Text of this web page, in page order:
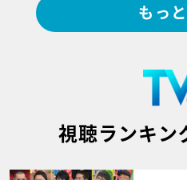
もっ
視聴ランキン